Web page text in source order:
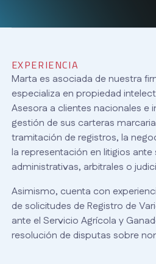
EXPERIENCIA
Marta es asociada de nuestra
especializa en propiedad
Asesora a clientes nacionales e
gestión de sus carteras
tramitación de registros, la
la representación en litigios ante
administrativas, arbitrales o
Asimismo, cuenta con
de solicitudes de Registro de
ante el Servicio Agrícola y
resolución de disputas sobre